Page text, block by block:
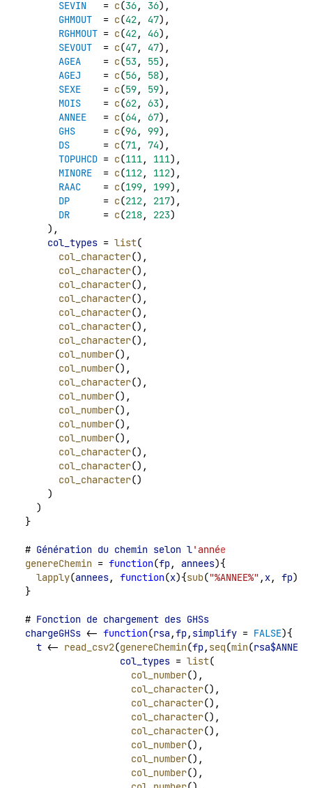
SEVIN
   =
c(36, 36),
GHMOUT
  =
c(42, 47),
RGHMOUT = c(42, 46),
SEVOUT
  =
c(47, 47),
AGEA
    =
c(53, 55),
AGEJ
    =
c(56, 58),
SEXE
    =
c(59, 59),
MOIS
    =
c(62, 63),
ANNEE
   =
c(64 , 67),
GHS
     =
c(96, 99),
DS
      =
c(71, 74),
TOPUHCD = c(111, 111),
MINORE
  =
c(112, 112),
RAAC
    =
c(199, 199),
DP
      =
c(212, 217),
DR
      =
c(218, 223)
    ),
col_types = list(
col_character(),
col_character(),
col_character(),
col_character(),
col_character(),
col_character(),
col_character(),
col_number(),
col_number(),
col_character(),
col_number(),
col_number(),
col_number(),
col_number(),
col_character(),
col_character(),
col_character()
    )
  )
}
# Génération du chemin selon l'année
genereChemin = function(fp, annees){
lapply(annees, function(x){sub("%ANNEE%" , x, fp)})
}
# Fonction de chargement des GHSs
chargeGHSs <- function(rsa,fp, simplify = FALSE){
t <- read_csv2(genereChemin(fp, seq(min(rsa$ANNEE
col_types = list(
col_number(),
col_character(),
col_character(),
col_character(),
col_character(),
col_number(),
col_number(),
col_number(),